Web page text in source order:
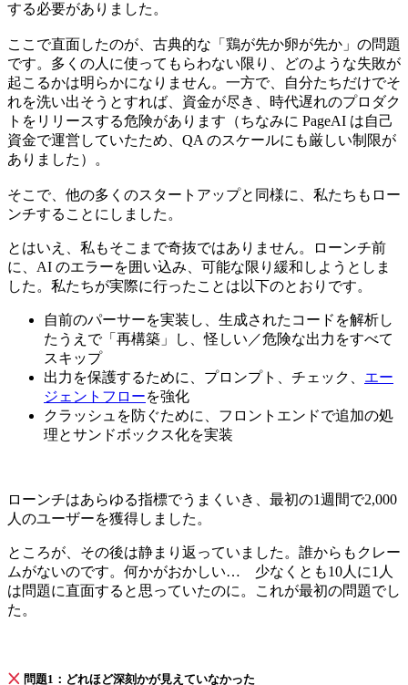
する必要がありました。
ここで直面したのが、古典的な「鶏が先か卵が先か」の問題
です。多くの人に使ってもらわない限り、どのような失敗が
起こるかは明らかになりません。一方で、自分たちだけでそ
れを洗い出そうとすれば、資金が尽き、時代遅れのプロダク
トをリリースする危険があります（ちなみに PageAI は自己
資金で運営していたため、QA のスケールにも厳しい制限が
ありました）。
そこで、他の多くのスタートアップと同様に、私たちもロー
ンチすることにしました。
とはいえ、私もそこまで奇抜ではありません。ローンチ前
に、AI のエラーを囲い込み、可能な限り緩和しようとしま
した。私たちが実際に行ったことは以下のとおりです。
自前のパーサーを実装し、生成されたコードを解析し
たうえで「再構築」し、怪しい／危険な出力をすべて
スキップ
出力を保護するために、プロンプト、チェック、 エー
ジェントフローを強化
クラッシュを防ぐために、フロントエンドで追加の処
理とサンドボックス化を実装
ローンチはあらゆる指標でうまくいき、最初の1週間で2,000
人のユーザーを獲得しました。
ところが、その後は静まり返っていました。誰からもクレー
ムがないのです。何かがおかしい… 少なくとも10人に1人
は問題に直面すると思っていたのに。これが最初の問題でし
た。
問題1：どれほど深刻かが見えていなかった